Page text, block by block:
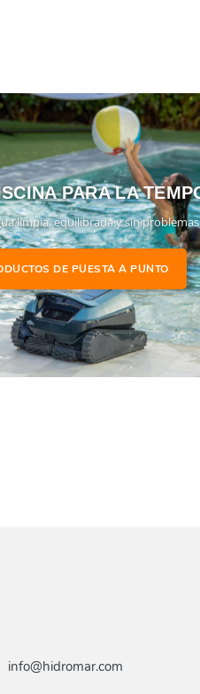
PARA LA
limpia, equilibrada y sin
DE PUESTA A PUNTO
info@hidromar.com